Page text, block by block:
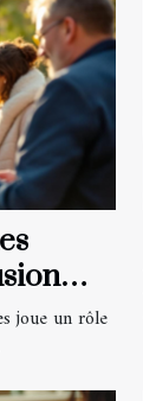
joue un rôle